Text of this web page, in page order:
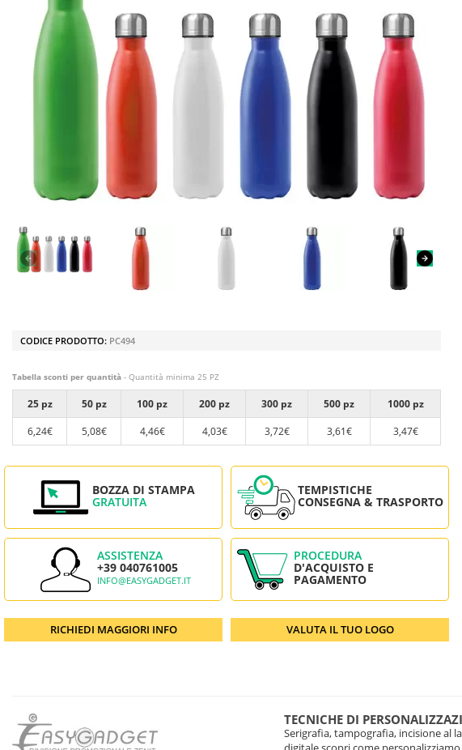
CODICE PRODOTTO: PC494
Tabella sconti per quantità - Quantità minima 25 PZ
25 pz 50 pz 100 pz 200 pz 300 pz 500 pz
1000 pz
6,24€
5,08€ 4,46€ 4,03€ 3,72€ 3,61€ 3,47€
BOZZA DI STAMPA
GRATUITA
TEMPISTICHE
CONSEGNA & TRASPORTO
ASSISTENZA
+39 040761005
INFO@EASYGADGET.IT
PROCEDURA
D'ACQUISTO E
PAGAMENTO
RICHIEDI MAGGIORI INFO VALUTA IL TUO LOGO
TECNICHE DI
Serigrafia, tampografia, incisione al